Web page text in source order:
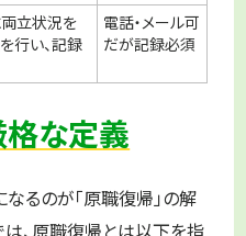
立状況を
行い、記録
電話・メール可
だが記録必須
格な定義
るのが「原職復帰」の解
、原職復帰とは以下を指